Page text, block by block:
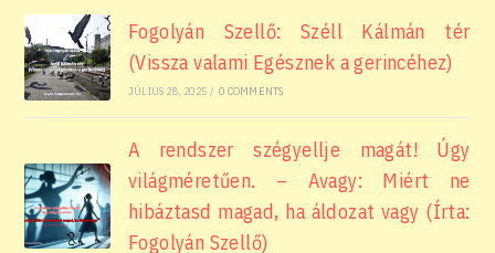
Fogolyán Szellő: Széll Kálmán tér
(Vissza valami Egésznek a gerincéhez)
JÚLIUS 28, 2025 / 0 COMMENTS
A rendszer szégyellje magát! Úgy
világméretűen. – Avagy: Miért ne
hibáztasd magad, ha áldozat vagy (Írta:
Fogolyán Szellő)